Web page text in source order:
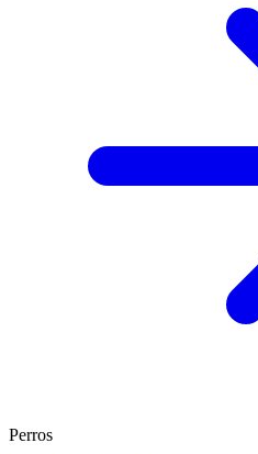
Perros